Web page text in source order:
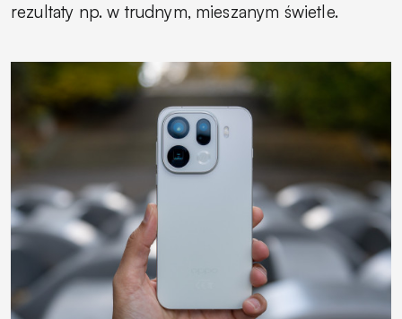
rezultaty np. w trudnym, mieszanym świetle.